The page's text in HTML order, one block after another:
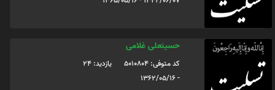
حسینعلی غلامی
کد متوفی: 5010804
یازدید: 24
- 1362/05/16